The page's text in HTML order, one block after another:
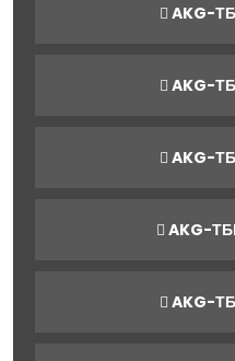
AKG-
AKG-
AKG-
AKG-
AKG-